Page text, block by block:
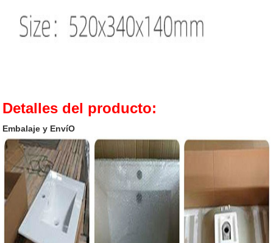
Detalles del producto:
Embalaje y EnvíO